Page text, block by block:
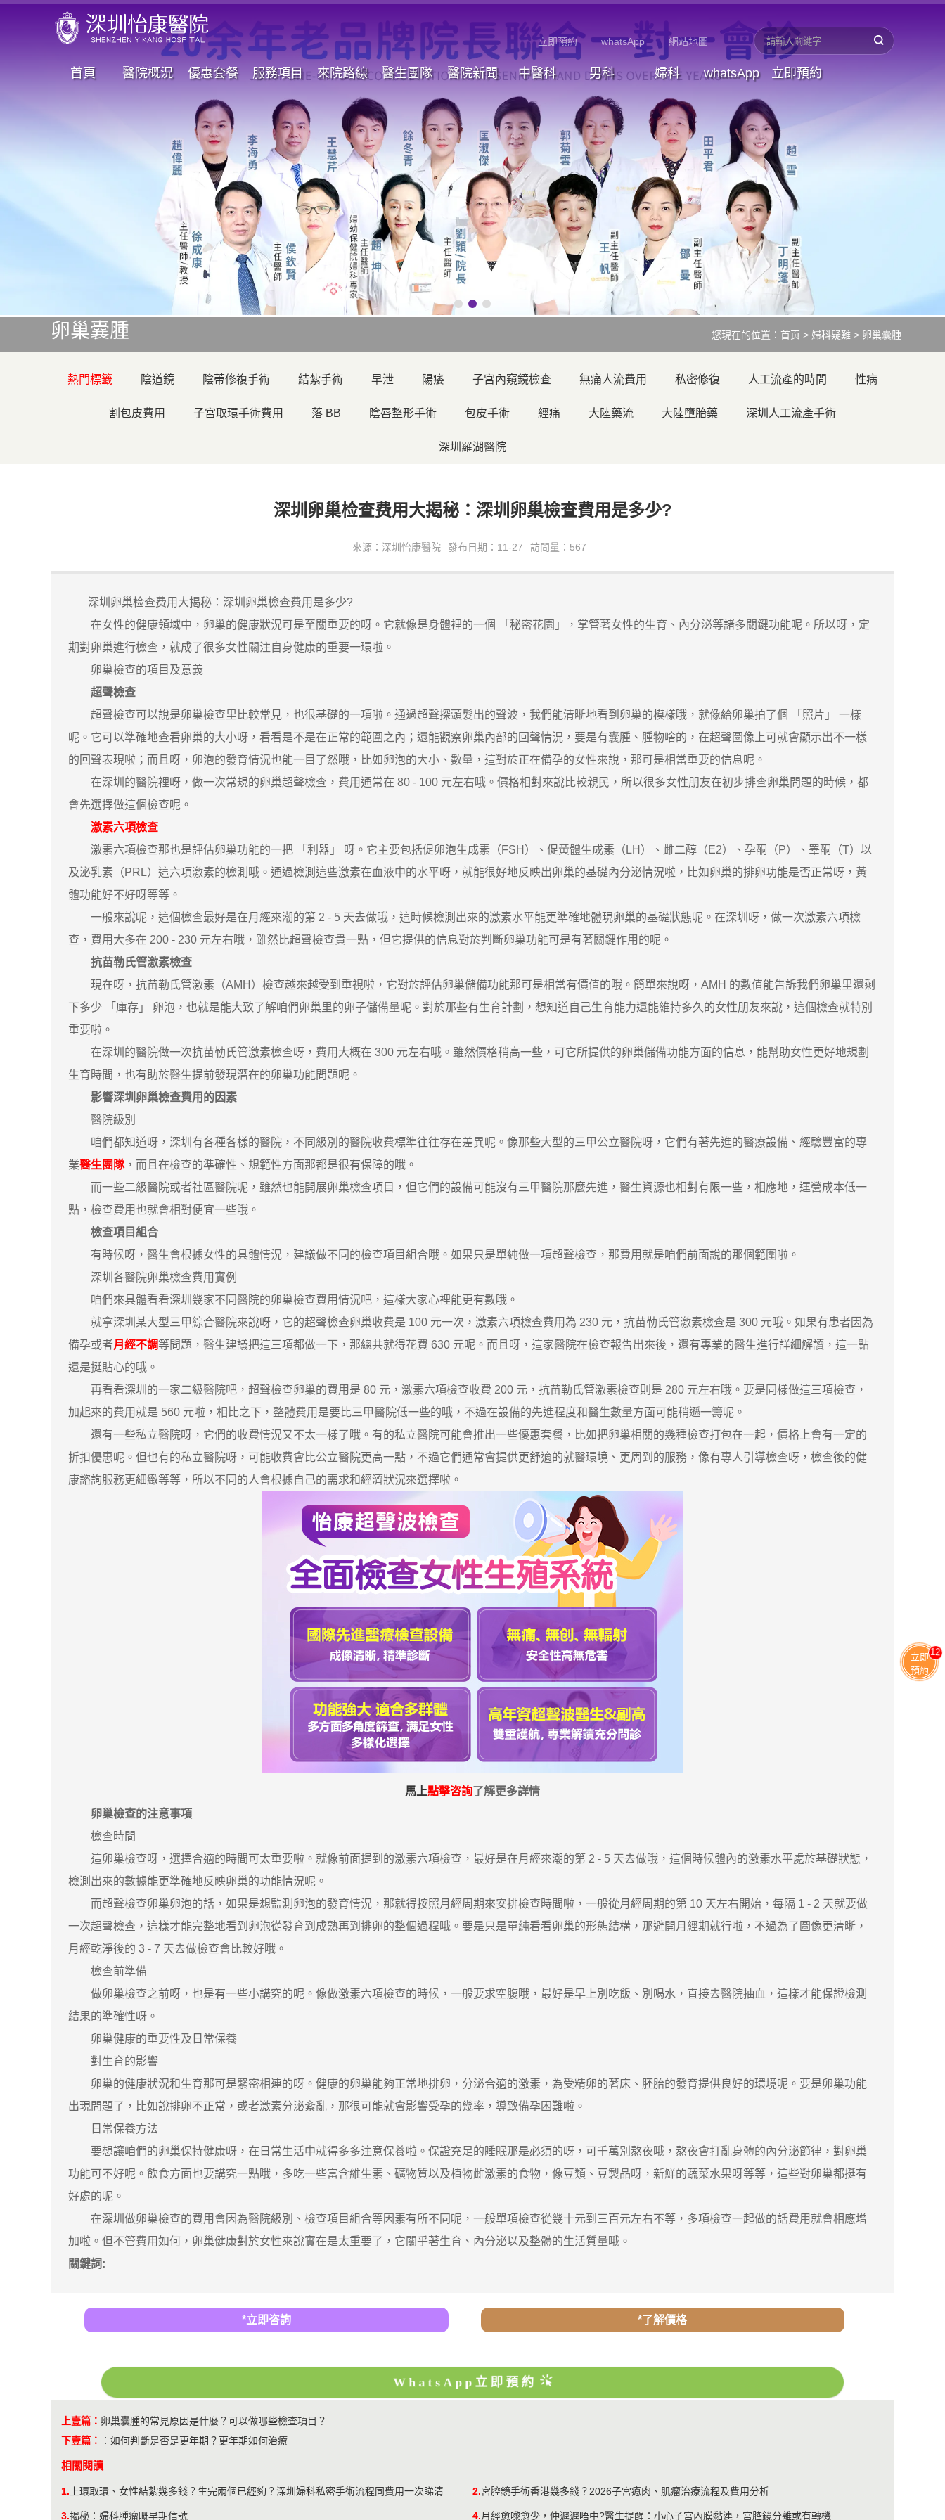
立即預約 whatsApp 網站地圖
首頁 醫院概況 優惠套餐 服務項目 來院路線 醫生團隊 醫院新聞 中醫科 男科 婦科 whatsApp 立即預約
卵巢囊腫 您現在的位置： 首页 > 婦科疑難 > 卵巢囊腫
熱門標籤 陰道鏡 陰蒂修複手術 結紮手術 早泄 陽痿 子宮內窺鏡檢查 無痛人流費用 私密修復 人工流產的時間 性病
割包皮費用 子宮取環手術費用 落 BB 陰唇整形手術 包皮手術 經痛 大陸藥流 大陸墮胎藥 深圳人工流產手術
深圳羅湖醫院
深圳卵巢检查费用大揭秘：深圳卵巢檢查費用是多少?
來源：深圳怡康醫院 發布日期：11-27 訪問量：567
深圳卵巢检查费用大揭秘：深圳卵巢檢查費用是多少?
在女性的健康領域中，卵巢的健康狀況可是至關重要的呀。它就像是身體裡的一個 「秘密花園」，掌管著女性的生育、內分泌等諸多關鍵功能呢。所以呀，定
期對卵巢進行檢查，就成了很多女性關注自身健康的重要一環啦。
卵巢檢查的項目及意義
超聲檢查
超聲檢查可以說是卵巢檢查里比較常見，也很基礎的一項啦。通過超聲探頭髮出的聲波，我們能清晰地看到卵巢的模樣哦，就像給卵巢拍了個 「照片」 一樣
呢。它可以準確地查看卵巢的大小呀，看看是不是在正常的範圍之內；還能觀察卵巢內部的回聲情況，要是有囊腫、腫物啥的，在超聲圖像上可就會顯示出不一樣
的回聲表現啦；而且呀，卵泡的發育情況也能一目了然哦，比如卵泡的大小、數量，這對於正在備孕的女性來說，那可是相當重要的信息呢。
在深圳的醫院裡呀，做一次常規的卵巢超聲檢查，費用通常在 80 - 100 元左右哦。價格相對來說比較親民，所以很多女性朋友在初步排查卵巢問題的時候，都
會先選擇做這個檢查呢。
激素六項檢查
激素六項檢查那也是評估卵巢功能的一把 「利器」 呀。它主要包括促卵泡生成素（FSH）、促黃體生成素（LH）、雌二醇（E2）、孕酮（P）、睪酮（T）以
及泌乳素（PRL）這六項激素的檢測哦。通過檢測這些激素在血液中的水平呀，就能很好地反映出卵巢的基礎內分泌情況啦，比如卵巢的排卵功能是否正常呀，黃
體功能好不好呀等等。
一般來說呢，這個檢查最好是在月經來潮的第 2 - 5 天去做哦，這時候檢測出來的激素水平能更準確地體現卵巢的基礎狀態呢。在深圳呀，做一次激素六項檢
查，費用大多在 200 - 230 元左右哦，雖然比超聲檢查貴一點，但它提供的信息對於判斷卵巢功能可是有著關鍵作用的呢。
抗苗勒氏管激素檢查
現在呀，抗苗勒氏管激素（AMH）檢查越來越受到重視啦，它對於評估卵巢儲備功能那可是相當有價值的哦。簡單來說呀，AMH 的數值能告訴我們卵巢里還剩
下多少 「庫存」 卵泡，也就是能大致了解咱們卵巢里的卵子儲備量呢。對於那些有生育計劃，想知道自己生育能力還能維持多久的女性朋友來說，這個檢查就特別
重要啦。
在深圳的醫院做一次抗苗勒氏管激素檢查呀，費用大概在 300 元左右哦。雖然價格稍高一些，可它所提供的卵巢儲備功能方面的信息，能幫助女性更好地規劃
生育時間，也有助於醫生提前發現潛在的卵巢功能問題呢。
影響深圳卵巢檢查費用的因素
醫院級別
咱們都知道呀，深圳有各種各樣的醫院，不同級別的醫院收費標準往往存在差異呢。像那些大型的三甲公立醫院呀，它們有著先進的醫療設備、經驗豐富的專
業醫生團隊，而且在檢查的準確性、規範性方面那都是很有保障的哦。
而一些二級醫院或者社區醫院呢，雖然也能開展卵巢檢查項目，但它們的設備可能沒有三甲醫院那麼先進，醫生資源也相對有限一些，相應地，運營成本低一
點，檢查費用也就會相對便宜一些哦。
檢查項目組合
有時候呀，醫生會根據女性的具體情況，建議做不同的檢查項目組合哦。如果只是單純做一項超聲檢查，那費用就是咱們前面說的那個範圍啦。
深圳各醫院卵巢檢查費用實例
咱們來具體看看深圳幾家不同醫院的卵巢檢查費用情況吧，這樣大家心裡能更有數哦。
就拿深圳某大型三甲綜合醫院來說呀，它的超聲檢查卵巢收費是 100 元一次，激素六項檢查費用為 230 元，抗苗勒氏管激素檢查是 300 元哦。如果有患者因為
備孕或者月經不調等問題，醫生建議把這三項都做一下，那總共就得花費 630 元呢。而且呀，這家醫院在檢查報告出來後，還有專業的醫生進行詳細解讀，這一點
還是挺貼心的哦。
再看看深圳的一家二級醫院吧，超聲檢查卵巢的費用是 80 元，激素六項檢查收費 200 元，抗苗勒氏管激素檢查則是 280 元左右哦。要是同樣做這三項檢查，
加起來的費用就是 560 元啦，相比之下，整體費用是要比三甲醫院低一些的哦，不過在設備的先進程度和醫生數量方面可能稍遜一籌呢。
還有一些私立醫院呀，它們的收費情況又不太一樣了哦。有的私立醫院可能會推出一些優惠套餐，比如把卵巢相關的幾種檢查打包在一起，價格上會有一定的
折扣優惠呢。但也有的私立醫院呀，可能收費會比公立醫院更高一點，不過它們通常會提供更舒適的就醫環境、更周到的服務，像有專人引導檢查呀，檢查後的健
康諮詢服務更細緻等等，所以不同的人會根據自己的需求和經濟狀況來選擇啦。
馬上點擊咨詢了解更多詳情
卵巢檢查的注意事項
檢查時間
這卵巢檢查呀，選擇合適的時間可太重要啦。就像前面提到的激素六項檢查，最好是在月經來潮的第 2 - 5 天去做哦，這個時候體內的激素水平處於基礎狀態，
檢測出來的數據能更準確地反映卵巢的功能情況呢。
而超聲檢查卵巢卵泡的話，如果是想監測卵泡的發育情況，那就得按照月經周期來安排檢查時間啦，一般從月經周期的第 10 天左右開始，每隔 1 - 2 天就要做
一次超聲檢查，這樣才能完整地看到卵泡從發育到成熟再到排卵的整個過程哦。要是只是單純看看卵巢的形態結構，那避開月經期就行啦，不過為了圖像更清晰，
月經乾淨後的 3 - 7 天去做檢查會比較好哦。
檢查前準備
做卵巢檢查之前呀，也是有一些小講究的呢。像做激素六項檢查的時候，一般要求空腹哦，最好是早上別吃飯、別喝水，直接去醫院抽血，這樣才能保證檢測
結果的準確性呀。
卵巢健康的重要性及日常保養
對生育的影響
卵巢的健康狀況和生育那可是緊密相連的呀。健康的卵巢能夠正常地排卵，分泌合適的激素，為受精卵的著床、胚胎的發育提供良好的環境呢。要是卵巢功能
出現問題了，比如說排卵不正常，或者激素分泌紊亂，那很可能就會影響受孕的幾率，導致備孕困難啦。
日常保養方法
要想讓咱們的卵巢保持健康呀，在日常生活中就得多多注意保養啦。保證充足的睡眠那是必須的呀，可千萬別熬夜哦，熬夜會打亂身體的內分泌節律，對卵巢
功能可不好呢。飲食方面也要講究一點哦，多吃一些富含維生素、礦物質以及植物雌激素的食物，像豆類、豆製品呀，新鮮的蔬菜水果呀等等，這些對卵巢都挺有
好處的呢。
在深圳做卵巢檢查的費用會因為醫院級別、檢查項目組合等因素有所不同呢，一般單項檢查從幾十元到三百元左右不等，多項檢查一起做的話費用就會相應增
加啦。但不管費用如何，卵巢健康對於女性來說實在是太重要了，它關乎著生育、內分泌以及整體的生活質量哦。
關鍵詞:
*立即咨詢 *了解價格
WhatsApp立即預約
上壹篇： 卵巢囊腫的常見原因是什麼？可以做哪些檢查項目？
下壹篇：
： 如何判斷是否是更年期？更年期如何治療
相關閱讀
1. 上環取環、女性結紮幾多錢？生完兩個已經夠？深圳婦科私密手術流程同費用一次睇清 2.宮腔鏡手術香港幾多錢？2026子宮瘜肉、肌瘤治療流程及費用分析
3.揭秘：婦科腫瘤嘅早期信號 4.月經愈嚟愈少，仲遲遲唔中?醫生提醒：小心子宮內膜黏連，宮腔鏡分離或有轉機
立即
預約
13